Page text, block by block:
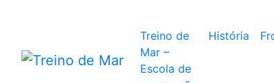
Treino de
Mar –
Escola de
História